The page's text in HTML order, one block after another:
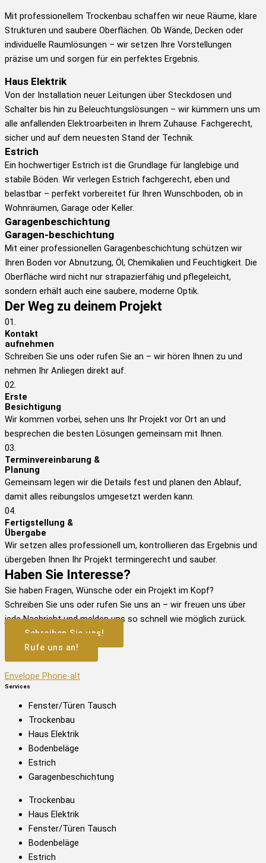
Mit professionellem Trockenbau schaffen wir neue Räume, klare
Strukturen und saubere Oberflächen. Ob Wände, Decken oder
individuelle Raumlösungen – wir setzen Ihre Vorstellungen
präzise um und sorgen für ein perfektes Ergebnis.
Haus Elektrik
Von der Installation neuer Leitungen über Steckdosen und
Schalter bis hin zu Beleuchtungslösungen – wir kümmern uns um
alle anfallenden Elektroarbeiten in Ihrem Zuhause. Fachgerecht,
sicher und auf dem neuesten Stand der Technik.
Estrich
Ein hochwertiger Estrich ist die Grundlage für langlebige und
stabile Böden. Wir verlegen Estrich fachgerecht, eben und
belastbar – perfekt vorbereitet für Ihren Wunschboden, ob in
Wohnräumen, Garage oder Keller.
Garagenbeschichtung
Garagen-beschichtung
Mit einer professionellen Garagenbeschichtung schützen wir
Ihren Boden vor Abnutzung, Öl, Chemikalien und Feuchtigkeit. Die
Oberfläche wird nicht nur strapazierfähig und pflegeleicht,
sondern erhält auch eine saubere, moderne Optik.
Der Weg zu deinem Projekt
01.
Kontakt
aufnehmen
Schreiben Sie uns oder rufen Sie an – wir hören Ihnen zu und
nehmen Ihr Anliegen direkt auf.
02.
Erste
Besichtigung
Wir kommen vorbei, sehen uns Ihr Projekt vor Ort an und
besprechen die besten Lösungen gemeinsam mit Ihnen.
03.
Terminvereinbarung &
Planung
Gemeinsam legen wir die Details fest und planen den Ablauf,
damit alles reibungslos umgesetzt werden kann.
04.
Fertigstellung &
Übergabe
Wir setzen alles professionell um, kontrollieren das Ergebnis und
übergeben Ihnen Ihr Projekt termingerecht und sauber.
Haben Sie Interesse?
Sie haben Fragen, Wünsche oder ein Projekt im Kopf?
Schreiben Sie uns oder rufen Sie uns an – wir freuen uns über
jede Nachricht und melden uns so schnell wie möglich zurück.
Schreiben Sie uns!
Rufe uns an!
Envelope Phone-alt
Services
Fenster/Türen Tausch​
Trockenbau
Haus Elektrik
Bodenbeläge
Estrich
Garagenbeschichtung
Trockenbau
Haus Elektrik
Fenster/Türen Tausch​
Bodenbeläge
Estrich